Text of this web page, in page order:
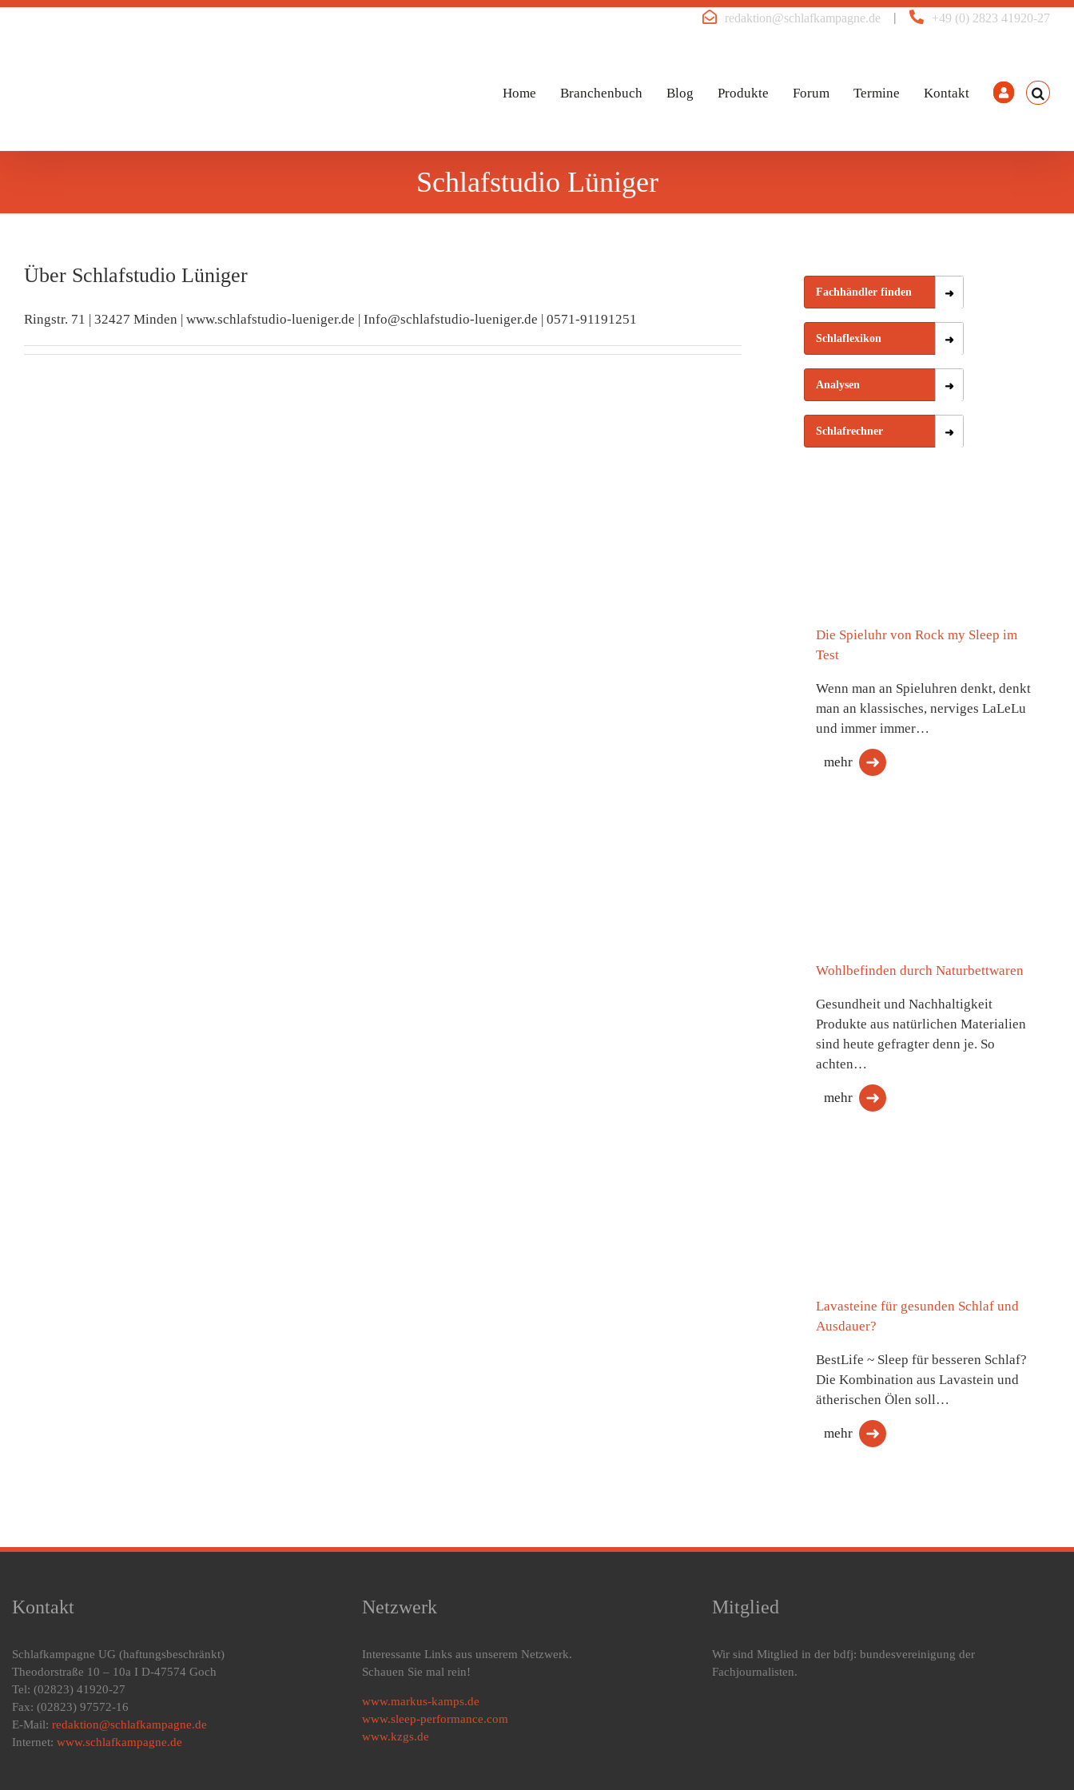
Zum
+49 (0) 2823 41920-27
|
redaktion@schlafkampagne.de
Home Branchenbuch Blog Produkte Forum Termine Kontakt
Schlafstudio Lüniger
Über Schlafstudio Lüniger
Ringstr. 71 | 32427 Minden | www.schlafstudio-lueniger.de | Info@schlafstudio-lueniger.de | 0571-91191251
Fachhändler finden
Schlaflexikon
Analysen
Schlafrechner
Die Spieluhr von Rock my Sleep im
Test
Wenn man an Spieluhren denkt, denkt
man an klassisches, nerviges LaLeLu
und immer immer…
mehr
Wohlbefinden durch Naturbettwaren
Gesundheit und Nachhaltigkeit
Produkte aus natürlichen Materialien
sind heute gefragter denn je. So
achten…
mehr
Lavasteine für gesunden Schlaf und
Ausdauer?
BestLife ~ Sleep für besseren Schlaf?
Die Kombination aus Lavastein und
ätherischen Ölen soll…
mehr
Kontakt
Schlafkampagne UG (haftungsbeschränkt)
Theodorstraße 10 – 10a I D-47574 Goch
Tel: (02823) 41920-27
Fax: (02823) 97572-16
E-Mail: redaktion@schlafkampagne.de
Internet: www.schlafkampagne.de
Netzwerk
Interessante Links aus unserem Netzwerk.
Schauen Sie mal rein!
www.markus-kamps.de
www.sleep-performance.com
www.kzgs.de
Mitglied
Wir sind Mitglied in der bdfj: bundesvereinigung der
Fachjournalisten.